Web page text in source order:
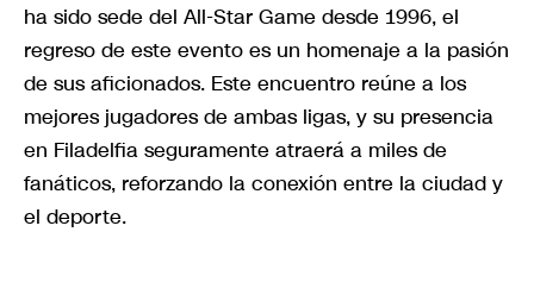
ha sido sede del All-Star Game desde 1996, el
regreso de este evento es un homenaje a la pasión
de sus aficionados. Este encuentro reúne a los
mejores jugadores de ambas ligas, y su presencia
en Filadelfia seguramente atraerá a miles de
fanáticos, reforzando la conexión entre la ciudad y
el deporte.